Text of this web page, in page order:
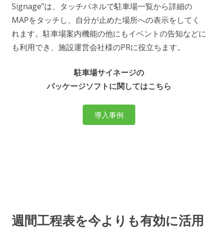
Signage”は、タッチパネルで駐車場一覧から詳細の
MAPをタッチし、自分が止めた場所への表示をしてく
れます。駐車場案内機能の他にもイベントの告知などに
も利用でき、施設運営会社様のPRに役立ちます。
駐車場サイネージの
パッケージソフトに関してはこちら
導入事例
週間工程表を今よりも有効に活用